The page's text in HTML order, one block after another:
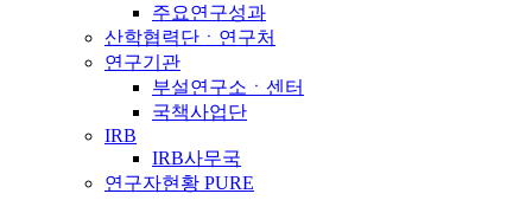
주요연구성과
산학협력단ㆍ연구처
연구기관
부설연구소ㆍ센터
국책사업단
IRB
IRB사무국
연구자현황 PURE